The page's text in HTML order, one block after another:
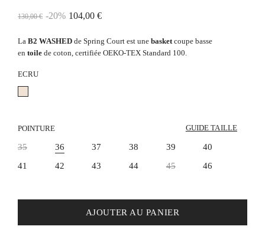
130,00 € -20% 104,00 €
La B2 WASHED de Spring Court est une basket coupe basse
en toile de coton, certifiée OEKO-TEX Standard 100.
ECRU
POINTURE
35 36 37 38 39
40
41
42 43 44 45 46
GUIDE TAILLE
AJOUTER AU PANIER